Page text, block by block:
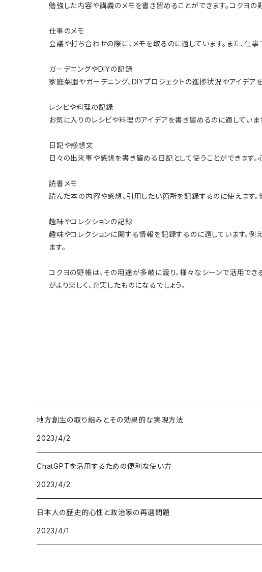
勉強した内容や講義のメモを書き留めることができます。コクヨ
仕事のメモ
会議や打ち合わせの際に、メモを取るのに適しています。また、仕
ガーデニングやDIYの記録
家庭菜園やガーデニング、DIYプロジェクトの進捗状況やアイデア
レシピや料理の記録
お気に入りのレシピや料理のアイデアを書き留めるのに適してい
日記や感想文
日々の出来事や感想を書き留める日記として使うことができます。
読書メモ
読んだ本の内容や感想、引用したい箇所を記録するのに使えます。
趣味やコレクションの記録
趣味やコレクションに関する情報を記録するのに適しています。
ます。
コクヨの野帳は、その用途が多岐に渡り、様々なシーンで活用で
がより楽しく、充実したものになるでしょう。
地方創生の取り組みとその効果的な実現方法
2023/4/2
ChatGPTを活用するための便利な使い方
2023/4/2
日本人の歴史的心性と政治家の再選問題
2023/4/1